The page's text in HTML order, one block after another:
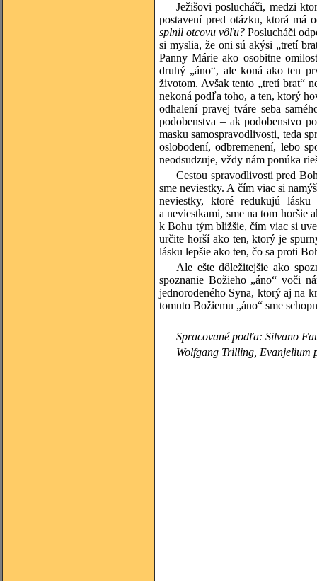
Ježišovi poslucháči, medzi
postavení pred otázku, ktorá má
splnil otcovu vôľu? Poslucháči
si myslia, že oni sú akýsi „tretí
Panny Márie ako osobitne
druhý „áno“, ale koná ako ten
životom. Avšak tento „tretí brat“
nekoná podľa toho, a ten, ktorý
odhalení pravej tváre seba
podobenstva – ak podobenstvo
masku samospravodlivosti, teda
oslobodení, odbremenení, lebo
neodsudzuje, vždy nám ponúka
Cestou spravodlivosti pred
sme neviestky. A čím viac si
neviestky, ktoré redukujú
a neviestkami, sme na tom
k Bohu tým bližšie, čím viac si
určite horší ako ten, ktorý je
lásku lepšie ako ten, čo sa proti
Ale ešte dôležitejšie ako
spoznanie Božieho „áno“ voči
jednorodeného Syna, ktorý aj na
tomuto Božiemu „áno“ sme
Spracované podľa: Silvano
WolfgangTrilling, Evanjelium